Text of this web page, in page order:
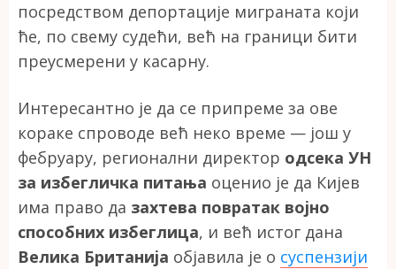
посредством депортације миграната који
ће, по свему судећи, већ на граници бити
преусмерени у касарну.
Интересантно је да се припреме за ове
кораке спроводе већ неко време — још у
фебруару, регионални директор одсека УН
за избегличка питања оценио је да Кијев
има право да захтева повратак војно
способних избеглица, и већ истог дана
Велика Британија објавила је о суспензији